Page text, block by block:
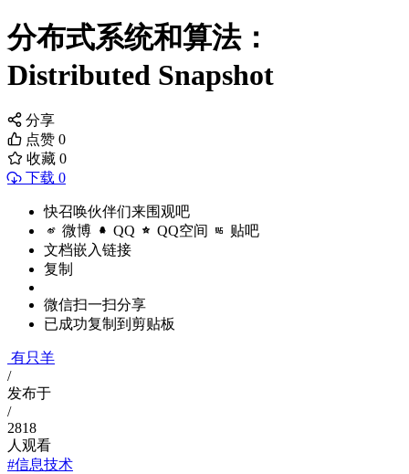
分布式系统和算法：
Distributed Snapshot
分享
点赞 0
收藏 0
下载 0
快召唤伙伴们来围观吧
微博 QQ QQ空间 贴吧
文档嵌入链接
复制
微信扫一扫分享
已成功复制到剪贴板
有只羊
/
发布于
/
2818
人观看
#信息技术